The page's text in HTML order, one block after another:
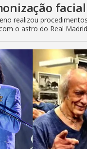
facial
realizou
o astro do Real Madrid